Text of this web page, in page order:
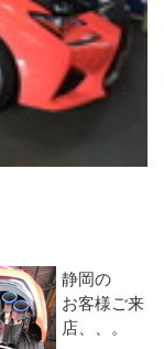
静岡の
お客様ご来
店、、。